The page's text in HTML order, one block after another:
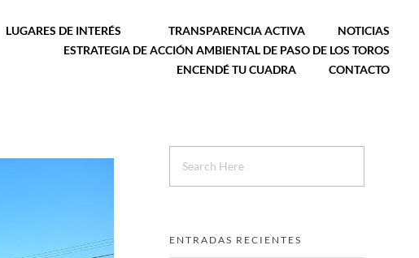
LUGARES DE INTERÉS TRANSPARENCIA ACTIVA
NOTICIAS
ESTRATEGIA DE ACCIÓN AMBIENTAL DE PASO DE LOS TOROS
ENCENDÉ TU CUADRA
CONTACTO
ENTRADAS RECIENTES